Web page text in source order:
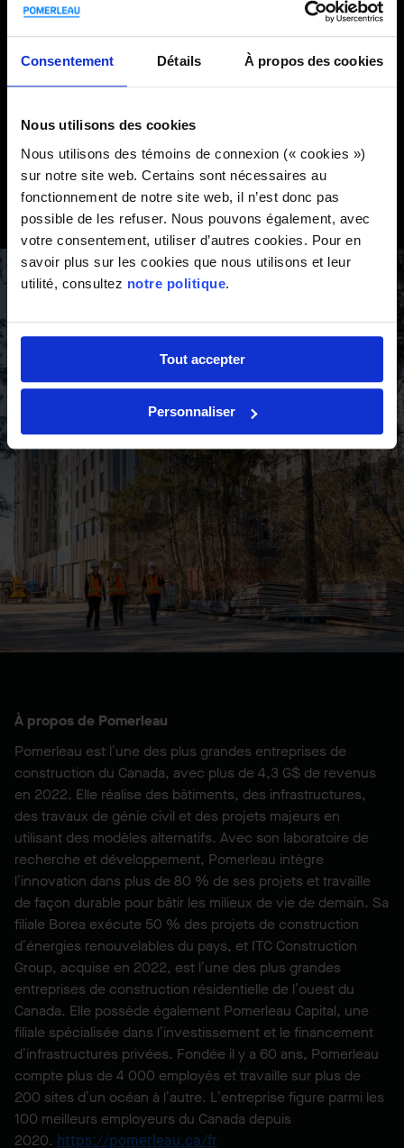
Consentement Détails À propos des cookies
Nous utilisons des cookies
Nous utilisons des témoins de connexion (« cookies »)
sur notre site web. Certains sont nécessaires au
fonctionnement de notre site web, il n’est donc pas
possible de les refuser. Nous pouvons également, avec
votre consentement, utiliser d’autres cookies. Pour en
savoir plus sur les cookies que nous utilisons et leur
utilité, consultez notre politique.
Tout accepter
Personnaliser
l’Université de Toronto, y compris un nouvel établissement
d’enseignement de 14 étages au-dessus de l’actuel
Goldring Centre for High Performance Sport. Le bâtiment
Nord. L’érection de la structure en bois devrait commencer
à l’hiver 2024.
À propos de Pomerleau
Pomerleau est l’une des plus grandes entreprises de
construction du Canada, avec plus de 4,3 G$ de revenus
en 2022. Elle réalise des bâtiments, des infrastructures,
des travaux de génie civil et des projets majeurs en
utilisant des modèles alternatifs. Avec son laboratoire de
recherche et développement, Pomerleau intègre
l’innovation dans plus de 80 % de ses projets et travaille
de façon durable pour bâtir les milieux de vie de demain. Sa
filiale Borea exécute 50 % des projets de construction
d’énergies renouvelables du pays, et ITC Construction
Group, acquise en 2022, est l’une des plus grandes
entreprises de construction résidentielle de l’ouest du
Canada. Elle possède également Pomerleau Capital, une
filiale spécialisée dans l’investissement et le financement
d’infrastructures privées. Fondée il y a 60 ans, Pomerleau
compte plus de 4 000 employés et travaille sur plus de
200 sites d’un océan à l’autre. L’entreprise figure parmi les
100 meilleurs employeurs du Canada depuis
2020. https://pomerleau.ca/fr